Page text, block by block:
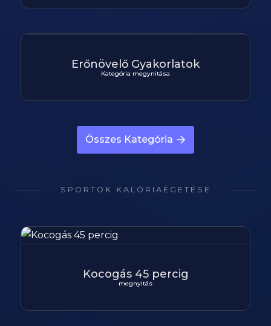
Erőnövelő Gyakorlatok
Kategória megynitása
Összes Kategória
SPORTOK KALÓRIAÉGETÉSE
Kocogás 45 percig
megnyitás